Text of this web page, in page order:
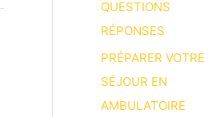
QUESTIONS
RÉPONSES
PRÉPARER VOTRE
SÉJOUR EN
AMBULATOIRE